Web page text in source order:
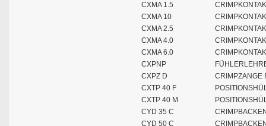
CXMA 1.5
CXMA 10
CXMA 2.5
CXMA 4.0
CXMA 6.0
CXPNP
CXPZ D
CRIMPZANGE
CXTP 40 F
CXTP 40 M
CYD 35 C
CYD 50 C